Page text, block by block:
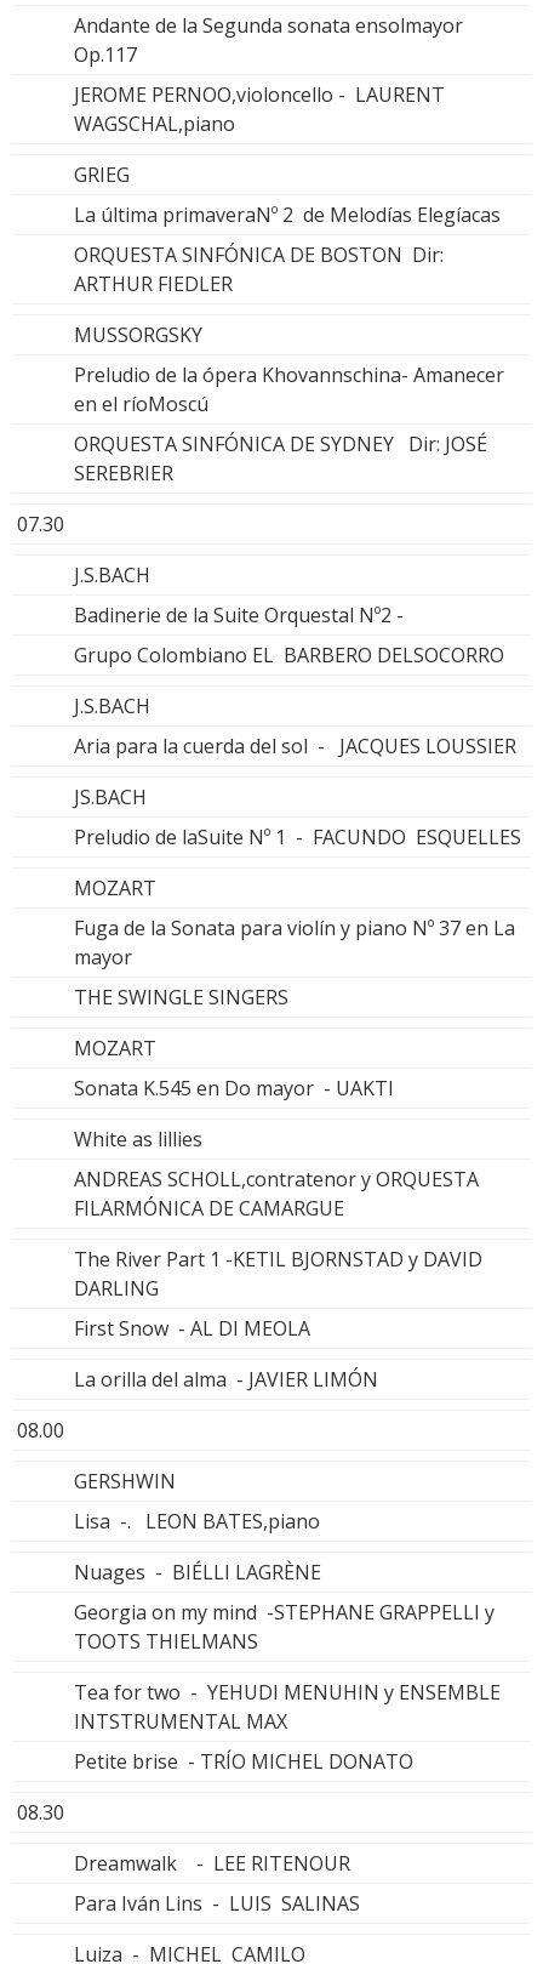
Andante de la Segunda sonata ensolmayor
Op.117
JEROME PERNOO,violoncello - LAURENT
WAGSCHAL,piano
GRIEG
La última primaveraNº 2 de Melodías Elegíacas
ORQUESTA SINFÓNICA DE BOSTON Dir:
ARTHUR FIEDLER
MUSSORGSKY
Preludio de la ópera Khovannschina- Amanecer
en el ríoMoscú
ORQUESTA SINFÓNICA DE SYDNEY Dir: JOSÉ
SEREBRIER
07.30
J.S.BACH
Badinerie de la Suite Orquestal Nº2 -
Grupo Colombiano EL BARBERO DELSOCORRO
J.S.BACH
Aria para la cuerda del sol - JACQUES LOUSSIER
JS.BACH
Preludio de laSuite Nº 1 - FACUNDO ESQUELLES
MOZART
Fuga de la Sonata para violín y piano Nº 37 en La
mayor
THE SWINGLE SINGERS
MOZART
Sonata K.545 en Do mayor - UAKTI
White as lillies
ANDREAS SCHOLL,contratenor y ORQUESTA
FILARMÓNICA DE CAMARGUE
The River Part 1 -KETIL BJORNSTAD y DAVID
DARLING
First Snow - AL DI MEOLA
La orilla del alma - JAVIER LIMÓN
08.00
GERSHWIN
Lisa -. LEON BATES,piano
Nuages - BIÉLLI LAGRÈNE
Georgia on my mind -STEPHANE GRAPPELLI y
TOOTS THIELMANS
Tea for two - YEHUDI MENUHIN y ENSEMBLE
INTSTRUMENTAL MAX
Petite brise - TRÍO MICHEL DONATO
08.30
Dreamwalk - LEE RITENOUR
Para Iván Lins - LUIS SALINAS
Luiza - MICHEL CAMILO